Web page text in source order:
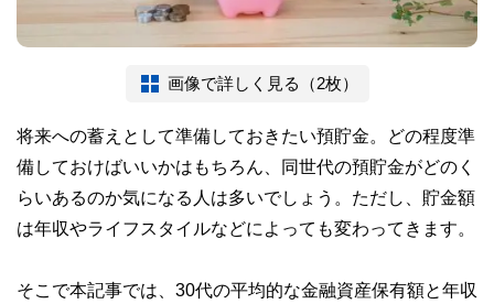
画像で詳しく見る（2枚）
将来への蓄えとして準備しておきたい預貯金。どの程度準
備しておけばいいかはもちろん、同世代の預貯金がどのく
らいあるのか気になる人は多いでしょう。ただし、貯金額
は年収やライフスタイルなどによっても変わってきます。
そこで本記事では、30代の平均的な金融資産保有額と年収